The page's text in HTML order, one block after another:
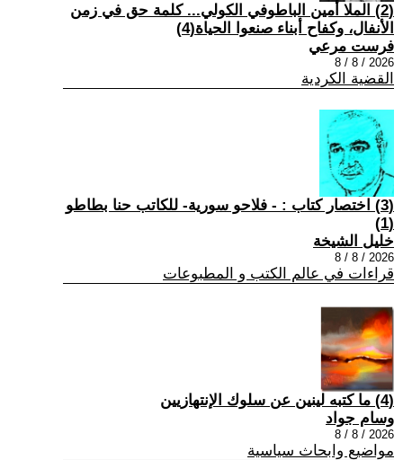
(2) الملا أمين الباطوفي الكولي... كلمة حق في زمن
الأنفال، وكفاح أبناء صنعوا الحياة(4)
فرست مرعي
2026 / 8 / 8
القضية الكردية
(3) اختصار كتاب : - فلاحو سورية- للكاتب حنا بطاطو
(1)
خليل الشيخة
2026 / 8 / 8
قراءات في عالم الكتب و المطبوعات
(4) ما كتبه لينين عن سلوك الإنتهازيين
وسام جواد
2026 / 8 / 8
مواضيع وابحاث سياسية